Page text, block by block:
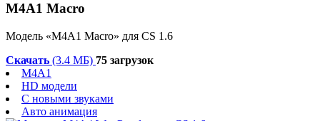
M4A1 Macro
Модель «M4A1 Macro» для CS 1.6
Скачать (3.4 МБ) 75 загрузок
M4A1
HD модели
С новыми звуками
Авто анимация